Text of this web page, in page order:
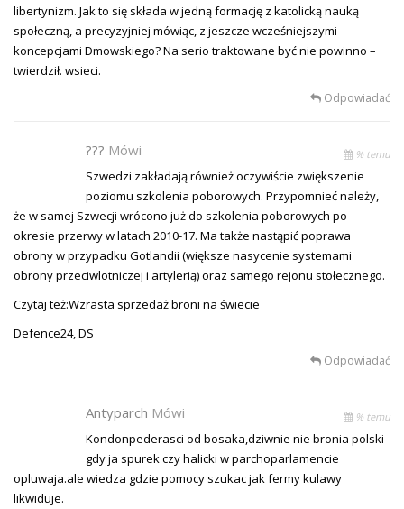
libertynizm. Jak to się składa w jedną formację z katolicką nauką
społeczną, a precyzyjniej mówiąc, z jeszcze wcześniejszymi
koncepcjami Dmowskiego? Na serio traktowane być nie powinno –
twierdził. wsieci.
Odpowiadać
??? Mówi % temu
Szwedzi zakładają również oczywiście zwiększenie
poziomu szkolenia poborowych. Przypomnieć należy,
że w samej Szwecji wrócono już do szkolenia poborowych po
okresie przerwy w latach 2010-17. Ma także nastąpić poprawa
obrony w przypadku Gotlandii (większe nasycenie systemami
obrony przeciwlotniczej i artylerią) oraz samego rejonu stołecznego.
Czytaj też:Wzrasta sprzedaż broni na świecie
Defence24, DS
Odpowiadać
Antyparch Mówi % temu
Kondonpederasci od bosaka,dziwnie nie bronia polski
gdy ja spurek czy halicki w parchoparlamencie
opluwaja.ale wiedza gdzie pomocy szukac jak fermy kulawy
likwiduje.